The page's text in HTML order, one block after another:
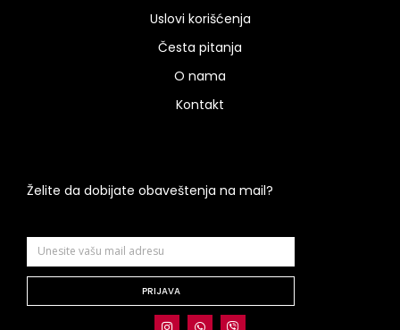
Uslovi korišćenja
Česta pitanja
O nama
Kontakt
Želite da dobijate obaveštenja na mail?
PRIJAVA